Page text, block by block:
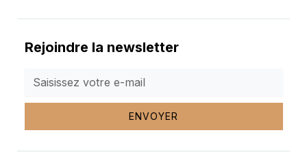
Rejoindre la newsletter
ENVOYER